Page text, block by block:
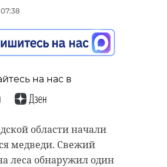
на нас в
области начали
медведи. Свежий
леса обнаружил один
(Приозерский район
лобовая авария с
легковых
сельского
«Тойота
Фокус» и «Лада